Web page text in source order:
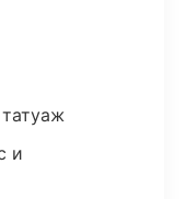
и